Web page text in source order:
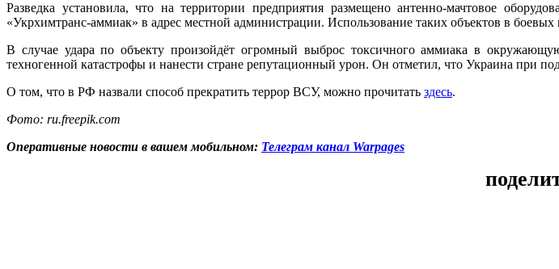
Разведка установила, что на территории предприятия размещено антенно-мачтовое
«Укрхимтранс-аммиак» в адрес местной администрации. Использование таких объектов в
В случае удара по объекту произойдёт огромный выброс токсичного аммиака в
техногенной катастрофы и нанести стране репутационный урон. Он отметил, что Украина при
О том, что в РФ назвали способ прекратить террор ВСУ, можно прочитать здесь.
Фото: ru.freepik.com
Оперативные новости в вашем мобильном: Телеграм канал Warpages